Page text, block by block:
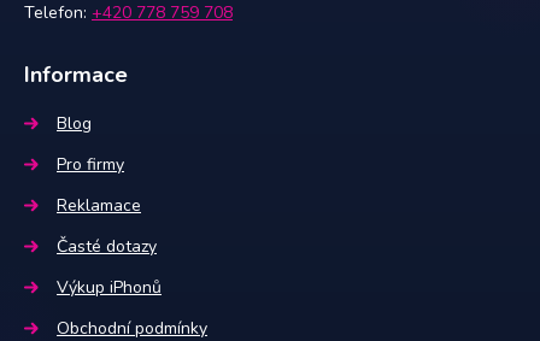
Telefon: +420 778 759 708
Informace
Blog
Pro firmy
Reklamace
Časté dotazy
Výkup iPhonů
Obchodní podmínky